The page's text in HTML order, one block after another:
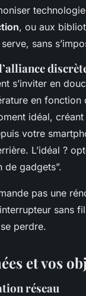
, ou aux
sans
s’inviter en
en fonction
idéal,
votre
L’idéal ?
de gadgets”.
pas une
sans
perdre.
et vos
réseau